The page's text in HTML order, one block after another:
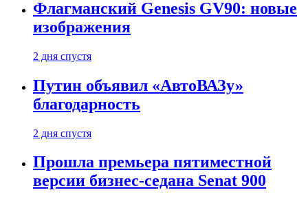
Флагманский Genesis GV90: новые
изображения
2 дня спустя
Путин объявил «АвтоВАЗу»
благодарность
2 дня спустя
Прошла премьера пятиместной
версии бизнес-седана Senat 900